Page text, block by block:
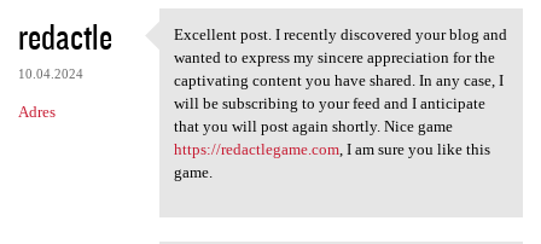
redactle
10.04.2024
Adres
Excellent post. I recently
Excellent post. I recently discovered your blog and
wanted to express my sincere appreciation for the
captivating content you have shared. In any case, I
will be subscribing to your feed and I anticipate
that you will post again shortly. Nice game
https://redactlegame.com, I am sure you like this
game.